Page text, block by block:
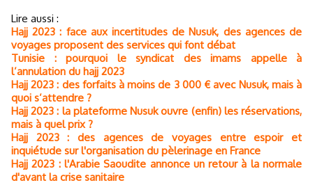
Lire aussi :
Hajj 2023 : face aux incertitudes de Nusuk, des agences de
voyages proposent des services qui font débat
Tunisie : pourquoi le syndicat des imams appelle à
l’annulation du hajj 2023
Hajj 2023 : des forfaits à moins de 3 000 € avec Nusuk, mais à
quoi s’attendre ?
Hajj 2023 : la plateforme Nusuk ouvre (enfin) les réservations,
mais à quel prix ?
Hajj 2023 : des agences de voyages entre espoir et
inquiétude sur l'organisation du pèlerinage en France
Hajj 2023 : l'Arabie Saoudite annonce un retour à la normale
d'avant la crise sanitaire